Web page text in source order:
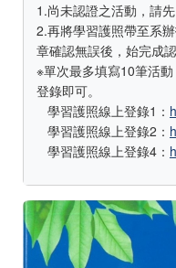
1.尚未認證之活動，請先
2.再將學習護照帶至系
章確認無誤後，始完成
※單次最多填寫10筆活
登錄即可。
學習護照線上登錄1：
學習護照線上登錄2：
學習護照線上登錄4：